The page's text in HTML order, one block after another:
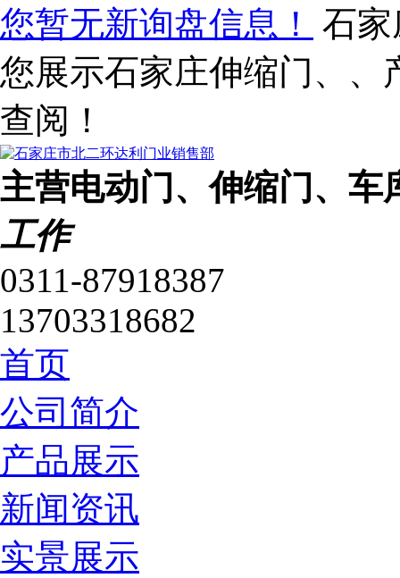
您暂无新询盘信息！
石
您展示石家庄伸缩门、、
查阅！
主营电动门、伸缩门、车
工作
0311-87918387
13703318682
首页
公司简介
产品展示
新闻资讯
实景展示